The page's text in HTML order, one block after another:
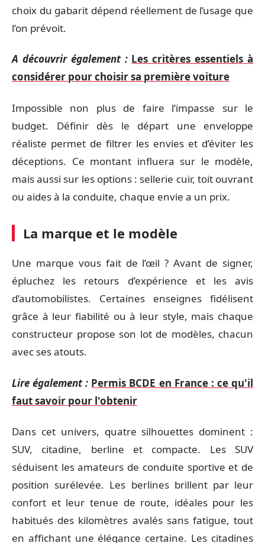
choix du gabarit dépend réellement de l’usage que
l’on prévoit.
A découvrir également : Les critères essentiels à
considérer pour choisir sa première voiture
Impossible non plus de faire l’impasse sur le
budget. Définir dès le départ une enveloppe
réaliste permet de filtrer les envies et d’éviter les
déceptions. Ce montant influera sur le modèle,
mais aussi sur les options : sellerie cuir, toit ouvrant
ou aides à la conduite, chaque envie a un prix.
La marque et le modèle
Une marque vous fait de l’œil ? Avant de signer,
épluchez les retours d’expérience et les avis
d’automobilistes. Certaines enseignes fidélisent
grâce à leur fiabilité ou à leur style, mais chaque
constructeur propose son lot de modèles, chacun
avec ses atouts.
Lire également : Permis BCDE en France : ce qu'il
faut savoir pour l'obtenir
Dans cet univers, quatre silhouettes dominent :
SUV, citadine, berline et compacte. Les SUV
séduisent les amateurs de conduite sportive et de
position surélevée. Les berlines brillent par leur
confort et leur tenue de route, idéales pour les
habitués des kilomètres avalés sans fatigue, tout
en affichant une élégance certaine. Les citadines